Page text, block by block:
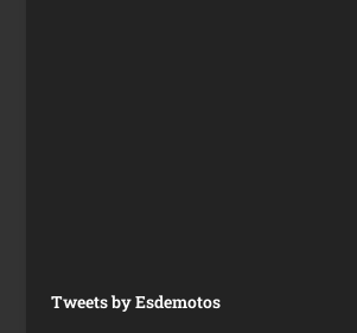
Tweets by Esdemotos